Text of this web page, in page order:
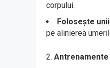
corpului.
Folosește
pe alinierea